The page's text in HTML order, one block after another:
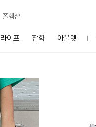
폴햄샵
라이프 잡화 아울렛